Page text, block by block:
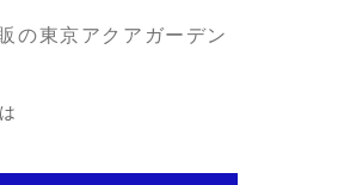
の東京アクアガーデン